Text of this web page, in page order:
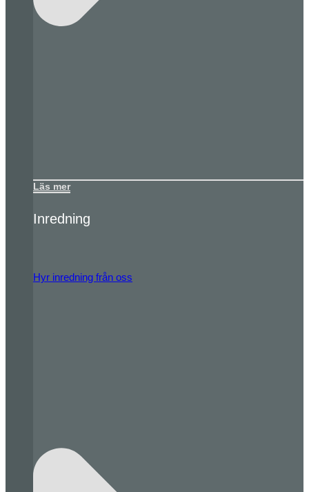
Läs mer
Inredning
Hyr inredning från oss